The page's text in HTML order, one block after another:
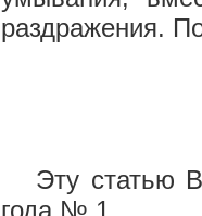
раздражения.
Эту статью
года № 1.